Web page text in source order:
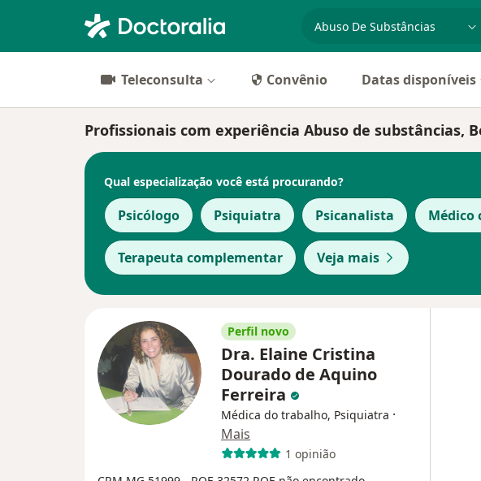
especialidade, doença ou
Teleconsulta Convênio Datas disponíveis
Profissionais com experiência Abuso de substâncias,
Qual especialização você está procurando?
Psicólogo Psiquiatra Psicanalista Médico
Terapeuta complementar Veja mais
Perfil novo
Dra. Elaine Cristina
Dourado de Aquino
Ferreira
Médica do trabalho, Psiquiatra ·
Mais
1 opinião